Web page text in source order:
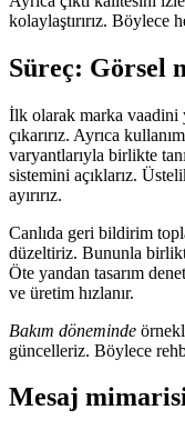
kolaylaştırırız. Böylece
Süreç: Görsel
İlk olarak marka vaadini
çıkarırız. Ayrıca
varyantlarıyla birlikte
sistemini açıklarız.
ayırırız.
Canlıda geri bildirim
düzeltiriz. Bununla
Öte yandan tasarım
ve üretim hızlanır.
Bakım döneminde
güncelleriz. Böylece
Mesaj